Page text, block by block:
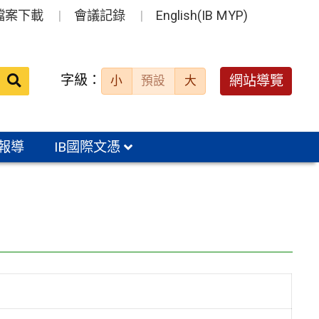
案下載 會議記錄 English(IB MYP)
送出 字級： 小 預設 大 網站導覽
導 IB國際文憑